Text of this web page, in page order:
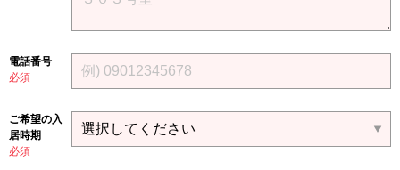
電話番号
必須
ご希望の入
居時期
必須